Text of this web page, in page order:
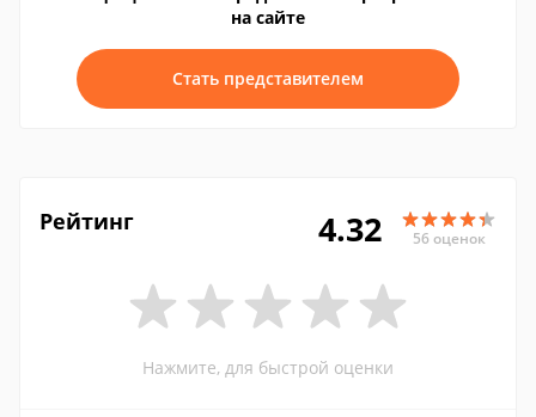
на сайте
Стать представителем
Рейтинг 4.32 56 оценок
Нажмите, для быстрой оценки